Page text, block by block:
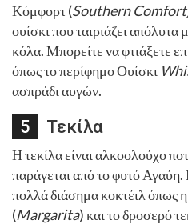
Κόμφορτ (Southern
ουίσκι που ταιριάζει
κόλα. Μπορείτε να φτιάξετε
όπως το περίφημο Ουίσκι
ασπράδι αυγών.
Τεκίλα
Η τεκίλα είναι αλκοολούχο
παράγεται από το φυτό
πολλά διάσημα κοκτέιλ όπως
(Margarita) και το δροσερό